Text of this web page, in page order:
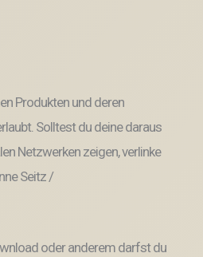
Produkten und deren
Solltest du deine daraus
Netzwerken zeigen, verlinke
Seitz /
oder anderem darfst du